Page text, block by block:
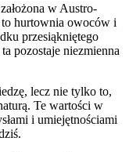
w Austro-
hurtownia owoców i
przesiąkniętego
pozostaje niezmienna
lecz nie tylko to,
Te wartości w
i umiejętnościami